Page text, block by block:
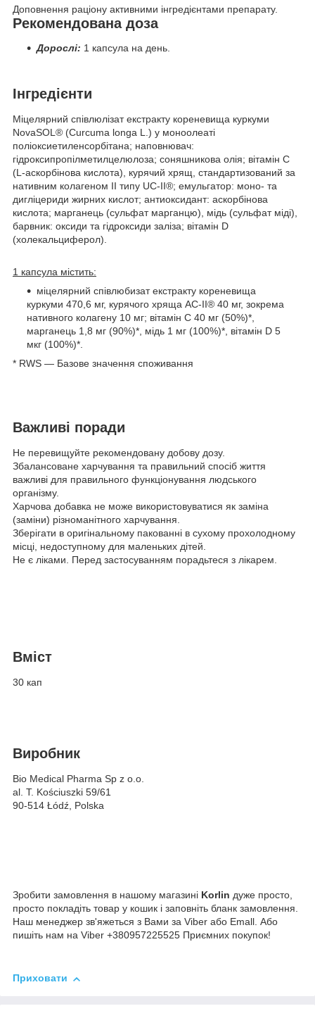
Доповнення раціону активними інгредієнтами препарату.
Рекомендована доза
Дорослі: 1 капсула на день.
Інгредієнти
Міцелярний співлюлізат екстракту кореневища куркуми
NovaSOL® (Curcuma longa L.) у моноолеаті
поліоксиетиленсорбітана; наповнювач:
гідроксипропілметилцелюлоза; соняшникова олія; вітамін С
(L-аскорбінова кислота), курячий хрящ, стандартизований за
нативним колагеном II типу UC-II®; емульгатор: моно- та
дигліцериди жирних кислот; антиоксидант: аскорбінова
кислота; марганець (сульфат марганцю), мідь (сульфат міді),
барвник: оксиди та гідроксиди заліза; вітамін D
(холекальциферол).
1 капсула містить:
міцелярний співлюбизат екстракту кореневища
куркуми 470,6 мг, курячого хряща AC-II® 40 мг, зокрема
нативного колагену 10 мг; вітамін С 40 мг (50%)*,
марганець 1,8 мг (90%)*, мідь 1 мг (100%)*, вітамін D 5
мкг (100%)*.
* RWS — Базове значення споживання
Важливі поради
Не перевищуйте рекомендовану добову дозу.
Збалансоване харчування та правильний спосіб життя
важливі для правильного функціонування людського
організму.
Харчова добавка не може використовуватися як заміна
(заміни) різноманітного харчування.
Зберігати в оригінальному пакованні в сухому прохолодному
місці, недоступному для маленьких дітей.
Не є ліками. Перед застосуванням порадьтеся з лікарем.
Вміст
30 кап
Виробник
Bio Medical Pharma Sp z o.o.
al. T. Kościuszki 59/61
90-514 Łódź, Polska
Зробити замовлення в нашому магазині Korlin дуже просто,
просто покладіть товар у кошик і заповніть бланк замовлення.
Наш менеджер зв'яжеться з Вами за Viber або Emall. Або
пишіть нам на Viber +380957225525 Приємних покупок!
Приховати